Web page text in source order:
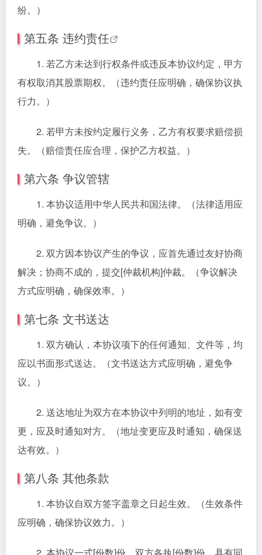
纷。）
第五条 违约责任
1. 若乙方未达到行权条件或违反本协议约定，甲方
有权取消其股票期权。（违约责任应明确，确保协议执
行力。）
2. 若甲方未按约定履行义务，乙方有权要求赔偿损
失。（赔偿责任应合理，保护乙方权益。）
第六条 争议管辖
1. 本协议适用中华人民共和国法律。（法律适用应
明确，避免争议。）
2. 双方因本协议产生的争议，应首先通过友好协商
解决；协商不成的，提交[仲裁机构]仲裁。（争议解决
方式应明确，确保效率。）
第七条 文书送达
1. 双方确认，本协议项下的任何通知、文件等，均
应以书面形式送达。（文书送达方式应明确，避免争
议。）
2. 送达地址为双方在本协议中列明的地址，如有变
更，应及时通知对方。（地址变更应及时通知，确保送
达有效。）
第八条 其他条款
1. 本协议自双方签字盖章之日起生效。（生效条件
应明确，确保协议效力。）